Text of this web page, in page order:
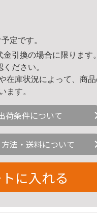
定です。
引換の場合に限ります
ください。
在庫状況によって、商
ます。
荷条件について
法・送料について
に入れる